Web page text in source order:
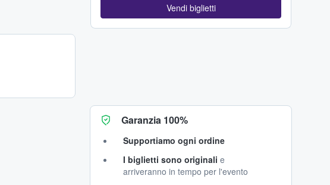
Vendi biglietti
Garanzia 100%
Supportiamo ogni ordine
I biglietti sono originali e
arriveranno in tempo per l'evento